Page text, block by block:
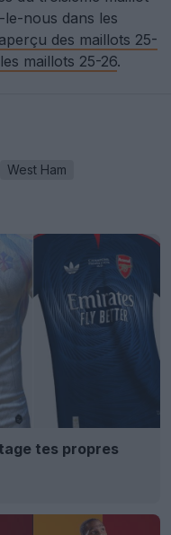
le-nous dans les
des maillots 25-
maillots 25-26.
West Ham
tes propres